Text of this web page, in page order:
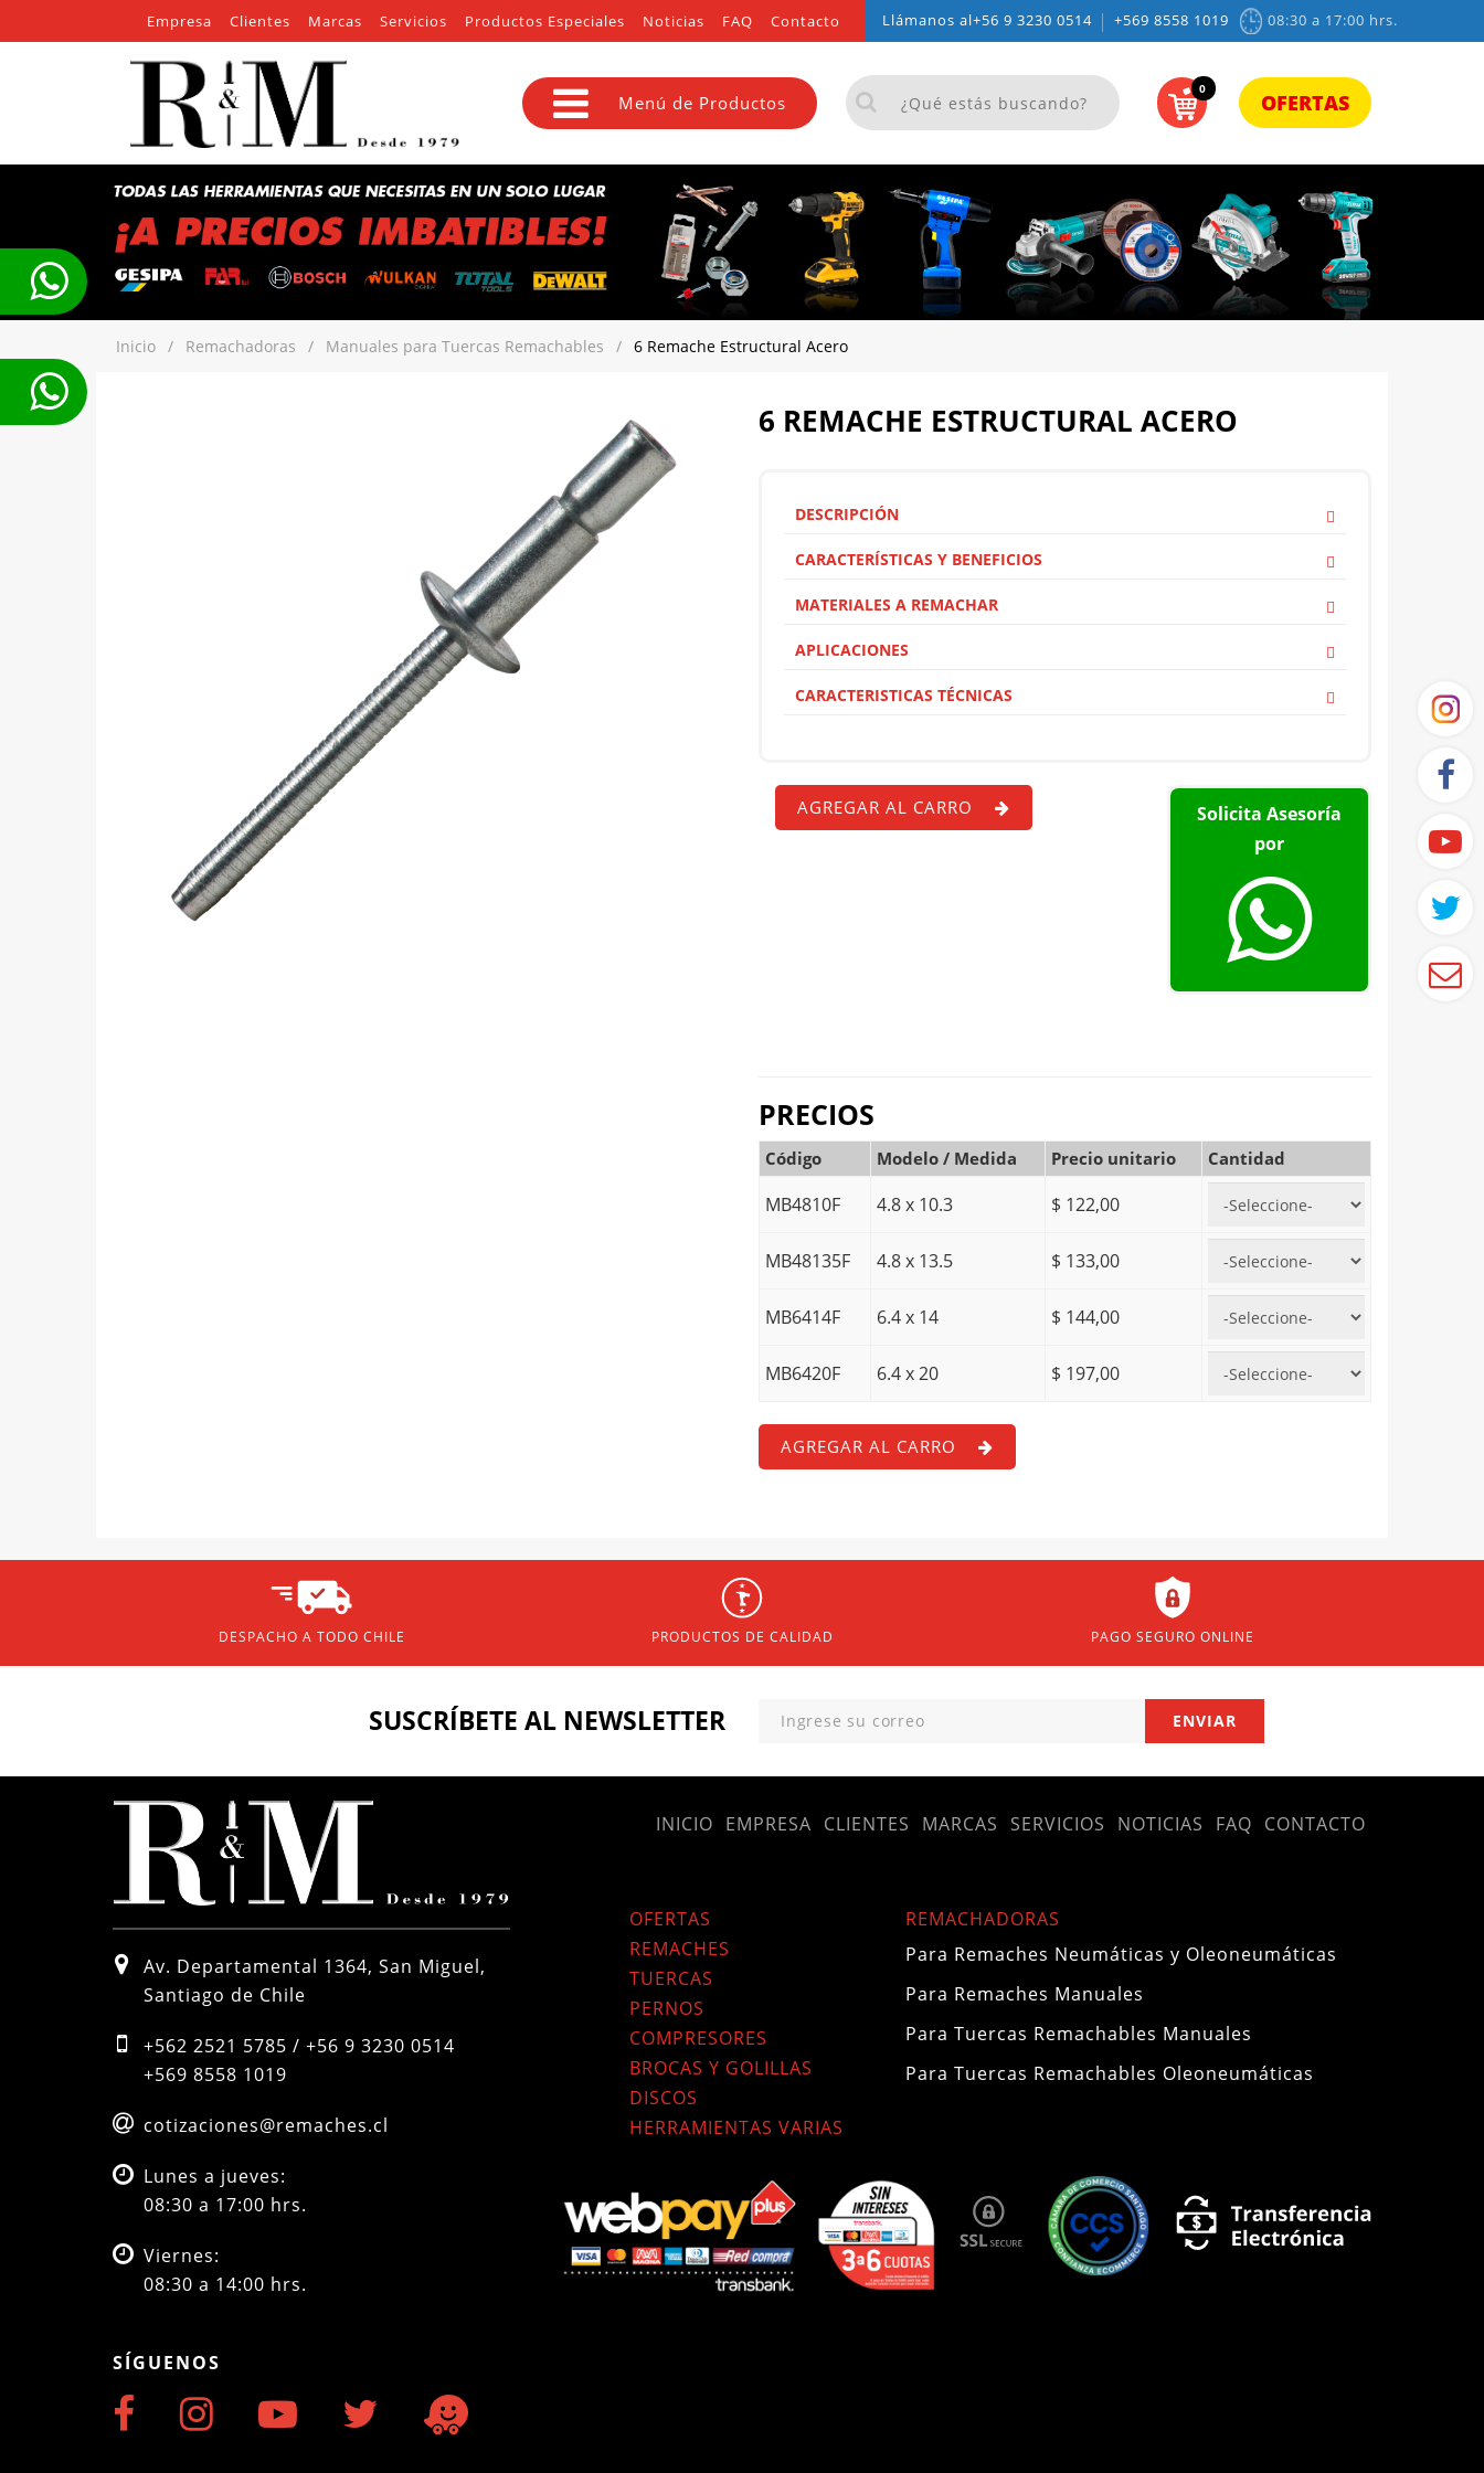
Empresa Clientes Marcas Servicios Productos Especiales Noticias FAQ Contacto Llámanos al+56 9 3230 0514 | +569 8558 1019 08:30 a 17:00 hrs.
Menú de Productos
0
OFERTAS
Inicio / Remachadoras / Manuales para Tuercas Remachables / 6 Remache Estructural Acero
6 REMACHE ESTRUCTURAL ACERO
DESCRIPCIÓN
CARACTERÍSTICAS Y BENEFICIOS
MATERIALES A REMACHAR
APLICACIONES
CARACTERISTICAS TÉCNICAS
AGREGAR AL CARRO
Solicita Asesoría
por
PRECIOS
Código Modelo / Medida Precio unitario Cantidad
MB4810F 4.8 x 10.3 $ 122,00
MB48135F 4.8 x 13.5 $ 133,00
MB6414F 6.4 x 14 $ 144,00
MB6420F 6.4 x 20 $ 197,00
AGREGAR AL CARRO
DESPACHO A TODO CHILE PRODUCTOS DE CALIDAD PAGO SEGURO ONLINE
SUSCRÍBETE AL NEWSLETTER
Av. Departamental 1364, San Miguel,
Santiago de Chile
+562 2521 5785 / +56 9 3230 0514
+569 8558 1019
cotizaciones@remaches.cl
Lunes a jueves:
08:30 a 17:00 hrs.
Viernes:
08:30 a 14:00 hrs.
SÍGUENOS
INICIO EMPRESA CLIENTES MARCAS SERVICIOS NOTICIAS FAQ CONTACTO
OFERTAS
REMACHES
TUERCAS
PERNOS
COMPRESORES
BROCAS Y GOLILLAS
DISCOS
HERRAMIENTAS VARIAS
REMACHADORAS
Para Remaches Neumáticas y Oleoneumáticas
Para Remaches Manuales
Para Tuercas Remachables Manuales
Para Tuercas Remachables Oleoneumáticas